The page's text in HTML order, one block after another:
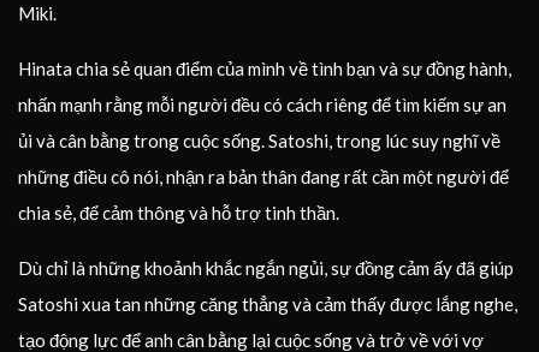
Miki.
Hinata chia sẻ quan điểm của mình về tình bạn và sự đồng hành,
nhấn mạnh rằng mỗi người đều có cách riêng để tìm kiếm sự an
ủi và cân bằng trong cuộc sống. Satoshi, trong lúc suy nghĩ về
những điều cô nói, nhận ra bản thân đang rất cần một người để
chia sẻ, để cảm thông và hỗ trợ tinh thần.
Dù chỉ là những khoảnh khắc ngắn ngủi, sự đồng cảm ấy đã giúp
Satoshi xua tan những căng thẳng và cảm thấy được lắng nghe,
tạo động lực để anh cân bằng lại cuộc sống và trở về với vợ